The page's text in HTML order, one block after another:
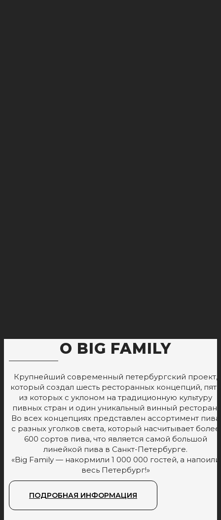
О BIG FAMILY
Крупнейший современный петербургский проект,
который создал шесть ресторанных концепций, пять
из которых с уклоном на традиционную культуру
пивных стран и один уникальный винный ресторан.
Во всех концепциях представлен ассортимент пива
с разных уголков света, который насчитывает более
600 сортов пива, что является самой большой
линейкой пива в Санкт-Петербурге.
«Big Family — накормили 1 000 000 гостей, а напоили
весь Петербург!»
ПОДРОБНАЯ ИНФОРМАЦИЯ